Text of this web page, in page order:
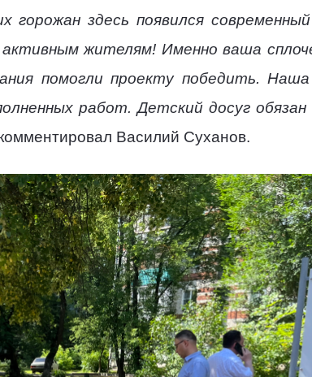
горожан здесь появился
жителям! Именно ваша
помогли проекту победить. Наша
работ. Детский досуг
Василий Суханов.